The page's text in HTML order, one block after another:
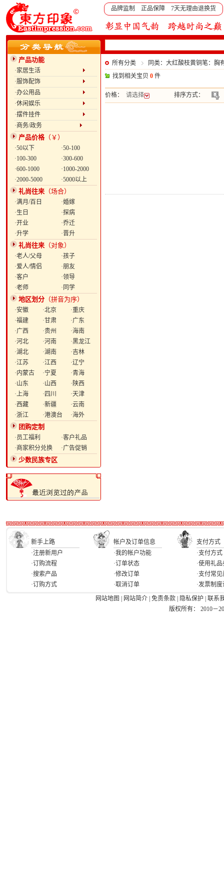
品牌监制 正品保障 7天无理由退换货
产品功能
·家居生活
·服饰配饰
·办公用品
·休闲娱乐
·摆件挂件
·商务/政务
产品价格（￥）
·50以下
·50-100
·100-300
·300-600
·600-1000
·1000-2000
·2000-5000
·5000以上
礼尚往来 （场合）
·满月/百日
·婚嫁
·生日
·探病
·开业
·乔迁
·升学
·晋升
礼尚往来 （对象）
·老人/父母
·孩子
·爱人/情侣
·朋友
·客户
·领导
·老师
·同学
地区划分 （拼音为序）
·安徽 ·北京
·重庆
·福建
·甘肃
·广东
·广西
·贵州
·海南
·河北
·河南
·黑龙江
·湖北
·湖南
·吉林
·江苏
·江西
·辽宁
·内蒙古
·宁夏
·青海
·山东
·山西
·陕西
·上海
·四川
·天津
·西藏
·新疆
·云南
·浙江
·港澳台 ·海外
团购定制
·员工福利
·客户礼品
·商家积分兑换
·广告促销
少数民族专区
所有分类
同类：大红酸枝黄铜笔：胸
找到相关宝贝 0 件
价格： 请选择 排序方式：
新手上路 帐户及订单信息
支付方式
·注册新用户
·订购流程
·搜索产品
·订购方式
·我的帐户功能
·订单状态
·修改订单
·取消订单
·支付方式
·使用礼品
·支付常
·发票制
网站地图
网站简介 免责条款 隐私保护
联系
版权所有： 2010－